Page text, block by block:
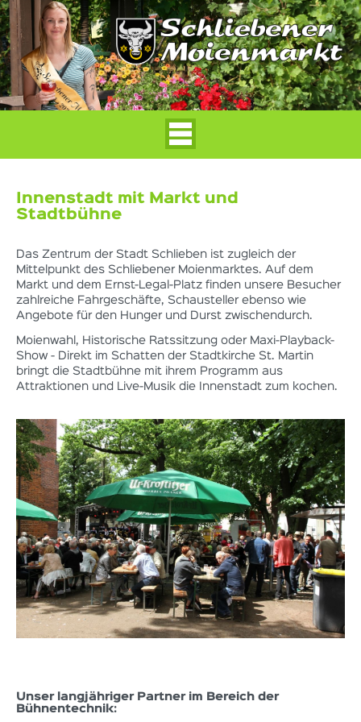
Innenstadt mit Markt und
Stadtbühne
Das Zentrum der Stadt Schlieben ist zugleich der
Mittelpunkt des Schliebener Moienmarktes. Auf dem
Markt und dem Ernst-Legal-Platz finden unsere Besucher
zahlreiche Fahrgeschäfte, Schausteller ebenso wie
Angebote für den Hunger und Durst zwischendurch.
Moienwahl, Historische Ratssitzung oder Maxi-Playback-
Show - Direkt im Schatten der Stadtkirche St. Martin
bringt die Stadtbühne mit ihrem Programm aus
Attraktionen und Live-Musik die Innenstadt zum kochen.
Unser langjähriger Partner im Bereich der
Bühnentechnik: